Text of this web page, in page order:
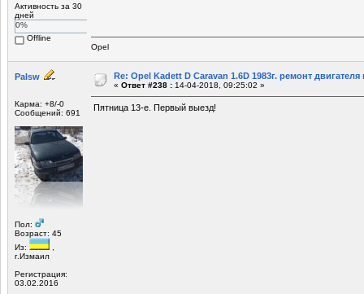
Активность за 30
дней
0%
Offline
Opel
Palsw
Карма: +8/-0
Сообщений: 691
Пол:
Возраст: 45
Из:
г.Измаил
Регистрация:
03.02.2016
Re: Opel Kadett D Caravan 1.6D 1983г. ремонт двигателя
« Ответ #238 : 14-04-2018, 09:25:02 »
Пятница 13-е. Первый выезд!